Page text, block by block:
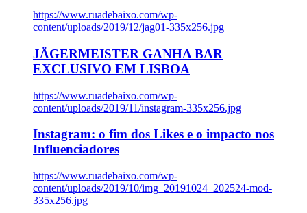
https://www.ruadebaixo.com/wp-
content/uploads/2019/12/jag01-335x256.jpg
JÄGERMEISTER GANHA BAR
EXCLUSIVO EM LISBOA
https://www.ruadebaixo.com/wp-
content/uploads/2019/11/instagram-335x256.jpg
Instagram: o fim dos Likes e o impacto nos
Influenciadores
https://www.ruadebaixo.com/wp-
content/uploads/2019/10/img_20191024_202524-mod-
335x256.jpg